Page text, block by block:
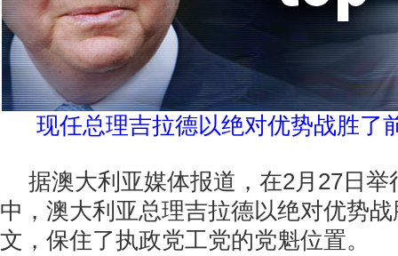
现任总理吉拉德以绝对优势战胜了
据澳大利亚媒体报道，在2月27日
中，澳大利亚总理吉拉德以绝对优势
文，保住了执政党工党的党魁位置。